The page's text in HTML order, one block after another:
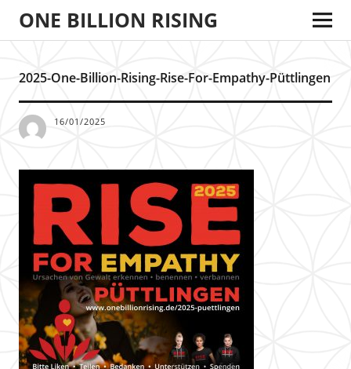
ONE BILLION RISING
2025-One-Billion-Rising-Rise-For-Empathy-Püttlingen
16/01/2025